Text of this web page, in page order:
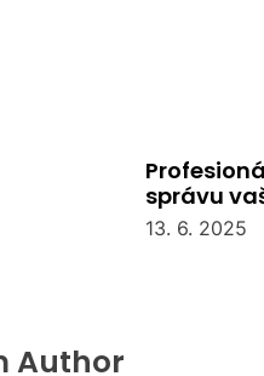
správu
13. 6. 2025
Author